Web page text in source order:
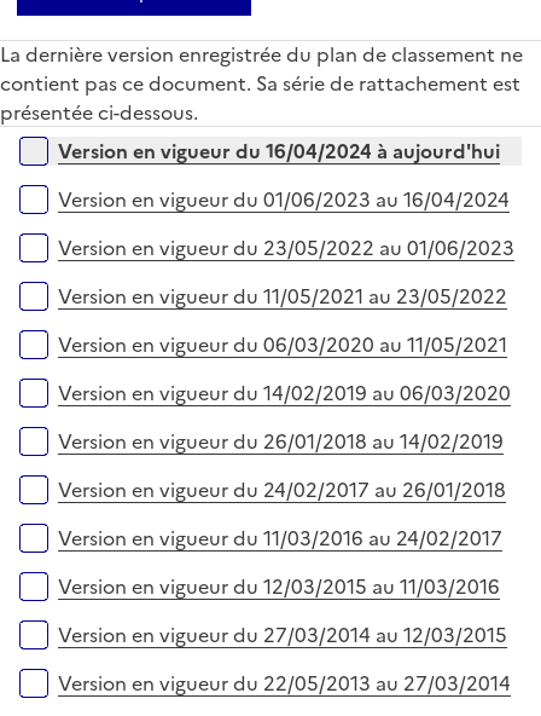
La dernière version enregistrée du plan de classement ne
contient pas ce document. Sa série de rattachement est
présentée ci-dessous.
Versions sur la période
Version en vigueur du 16/04/2024 à aujourd'hui
Version en vigueur du 01/06/2023 au 16/04/2024
Version en vigueur du 23/05/2022 au 01/06/2023
Version en vigueur du 11/05/2021 au 23/05/2022
Version en vigueur du 06/03/2020 au 11/05/2021
Version en vigueur du 14/02/2019 au 06/03/2020
Version en vigueur du 26/01/2018 au 14/02/2019
Version en vigueur du 24/02/2017 au 26/01/2018
Version en vigueur du 11/03/2016 au 24/02/2017
Version en vigueur du 12/03/2015 au 11/03/2016
Version en vigueur du 27/03/2014 au 12/03/2015
Version en vigueur du 22/05/2013 au 27/03/2014